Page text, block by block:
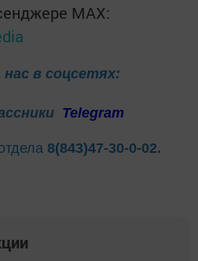
MАХ:
в соцсетях:
Telegram
8(843)47-30-0-02.